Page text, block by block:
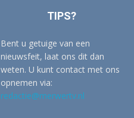
TIPS?
Bent u getuige van een
nieuwsfeit, laat ons dit dan
weten. U kunt contact met ons
opnemen via:
redactie@merwertv.nl